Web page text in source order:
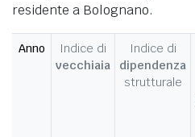
residente a Bolognano.
Anno
Indice di
vecchiaia
Indice di
dipendenza
strutturale